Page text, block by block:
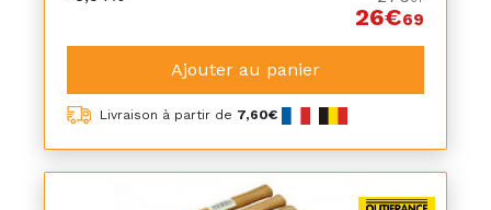
26€69
Ajouter au panier
Livraison à partir de 7,60€